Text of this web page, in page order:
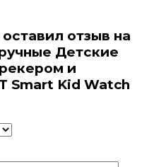
отзыв на
Детские
и
Smart Kid Watch